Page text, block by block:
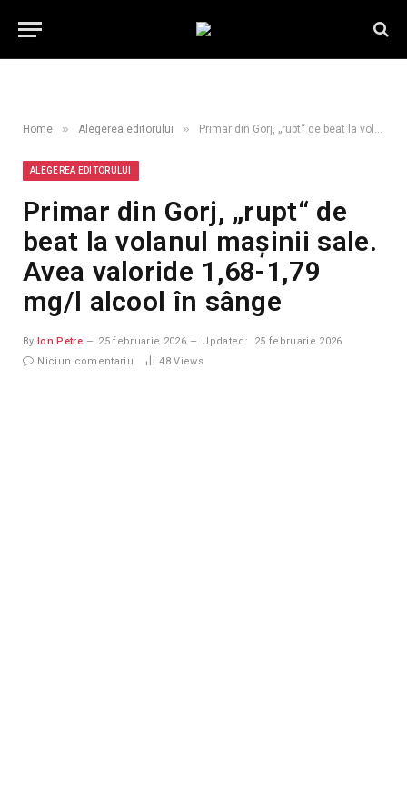
Home » Alegerea editorului » Primar din Gorj, „rupt“ de beat la volanul mașinii sale. Avea valoride 1,68-1,79 mg/l alcool în sânge
ALEGEREA EDITORULUI
Primar din Gorj, „rupt“ de
beat la volanul mașinii sale.
Avea valoride 1,68-1,79
mg/l alcool în sânge
By Ion Petre 25 februarie 2026 Updated:
25 februarie 2026
Niciun comentariu
48Views